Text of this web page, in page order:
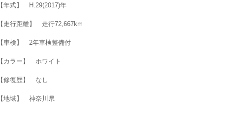
【年式】 H.29(2017)年
【走行距離】 走行72,667km
【車検】 2年車検整備付
【カラー】 ホワイト
【修復歴】 なし
【地域】 神奈川県